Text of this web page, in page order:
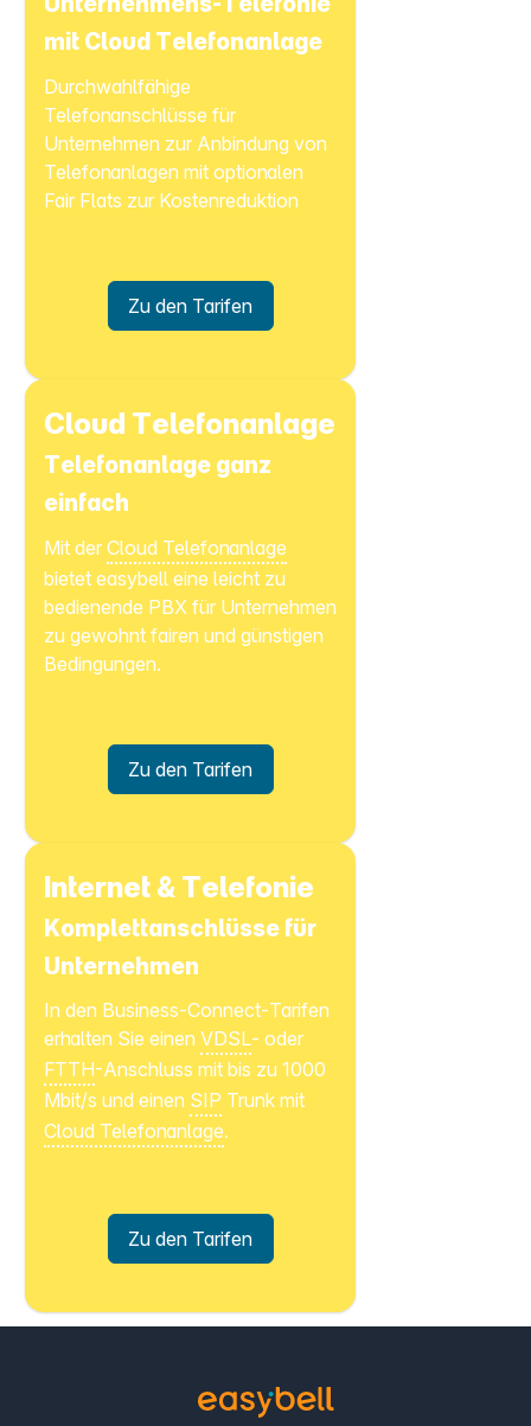
mit Cloud Telefonanlage
Durchwahlfähige
Telefonanschlüsse für
Unternehmen zur Anbindung von
Telefonanlagen mit optionalen
Fair Flats zur Kostenreduktion
Zu den Tarifen
Cloud Telefonanlage
Telefonanlage ganz
einfach
Mit der Cloud Telefonanlage
bietet easybell eine leicht zu
bedienende PBX für Unternehmen
zu gewohnt fairen und günstigen
Bedingungen.
Zu den Tarifen
Internet & Telefonie
Komplettanschlüsse für
Unternehmen
In den Business-Connect-Tarifen
erhalten Sie einen VDSL- oder
FTTH-Anschluss mit bis zu 1000
Mbit/s und einen SIP Trunk mit
Cloud Telefonanlage.
Zu den Tarifen